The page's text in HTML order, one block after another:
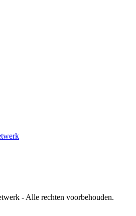
- Alle rechten voorbehouden.